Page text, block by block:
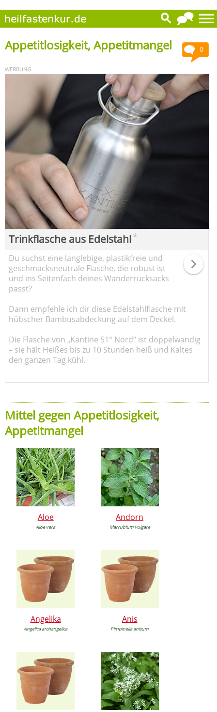
0
Appetitlosigkeit, Appetitmangel
Trinkflasche aus Edelstahl*
Du suchst eine langlebige, plastikfreie und
geschmacksneutrale Flasche, die robust ist
und ins Seitenfach deines Wanderrucksacks
passt?
Dann empfehle ich dir diese Edelstahlflasche mit
hübscher Bambusabdeckung auf dem Deckel.
Die Flasche von „Kantine 51° Nord“ ist doppelwandig
– sie hält Heißes bis zu 10 Stunden heiß und Kaltes
den ganzen Tag kühl.
Mittel gegen Appetitlosigkeit,
Appetitmangel
Aloe
Aloe vera
Andorn
Marrubium vulgare
Angelika
Angelica archangelica
Anis
Pimpinella anisum